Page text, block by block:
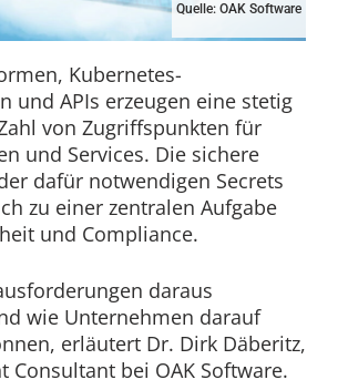
Quelle: OAK Software
Kubernetes-
und APIs erzeugen eine stetig
von Zugriffspunkten für
und Services. Die sichere
dafür notwendigen Secrets
zu einer zentralen Aufgabe
und Compliance.
daraus
wie Unternehmen darauf
erläutert Dr. Dirk Däberitz,
Consultant bei OAK Software.